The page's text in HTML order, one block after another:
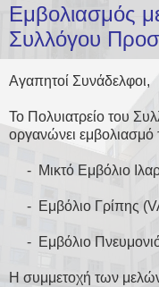
Εμβολιασμός
Συλλόγου
Αγαπητοί Συνάδελφοι,
Το Πολυιατρείο του
οργανώνει
- Μικτό Εμβόλιο
- Εμβόλιο Γρίπης
- Εμβόλιο
Η συμμετοχή των μελών